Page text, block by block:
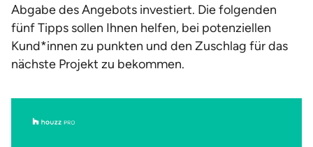
Abgabe des Angebots investiert. Die folgenden
fünf Tipps sollen Ihnen helfen, bei potenziellen
Kund*innen zu punkten und den Zuschlag für das
nächste Projekt zu bekommen.